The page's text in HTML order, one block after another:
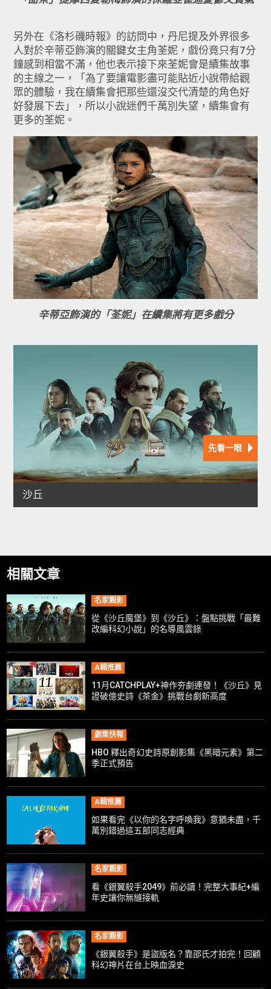
另外在《洛杉磯時報》的訪問中，丹尼提及外界很多
人對於辛蒂亞飾演的關鍵女主角荃妮，戲份竟只有7分
鐘感到相當不滿，他也表示接下來荃妮會是續集故事
的主線之一，「為了要讓電影盡可能貼近小說帶給觀
眾的體驗，我在續集會把那些還沒交代清楚的角色好
好發展下去」，所以小說迷們千萬別失望，續集會有
更多的荃妮。
辛蒂亞飾演的「荃妮」在續集將有更多戲分
相關文章
名家觀影
從《沙丘魔堡》到《沙丘》：盤點挑戰「最難
改編科幻小說」的名導風雲錄
A輯推薦
11月CATCHPLAY+神作夯劇連發！《沙丘》見
證破億史詩《茶金》挑戰台劇新高度
劇集快報
HBO 釋出奇幻史詩原創影集《黑暗元素》第二
季正式預告
A輯推薦
如果看完《以你的名字呼喚我》意猶未盡，千
萬別錯過這五部同志經典
名家觀影
看《銀翼殺手2049》前必讀！完整大事紀+編
年史讓你無縫接軌
名家觀影
《銀翼殺手》是盜版名？靠邵氏才拍完！回顧
科幻神片在台上映血淚史